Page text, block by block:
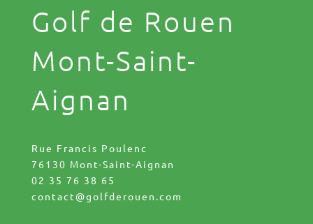
Golf de Rouen
Mont-Saint-
Aignan
Rue Francis Poulenc
76130 Mont-Saint-Aignan
02 35 76 38 65
contact@golfderouen.com